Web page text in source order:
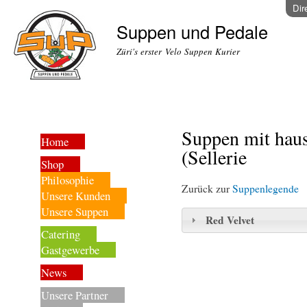
Suppen und Pedale
Züri's erster Velo Suppen Kurier
Home
Shop
Philosophie
Unsere Kunden
Unsere Suppen
Catering
Gastgewerbe
News
Unsere Partner
Suppen mit
(Sellerie
Zurück zurSuppenlegende
Red Velvet